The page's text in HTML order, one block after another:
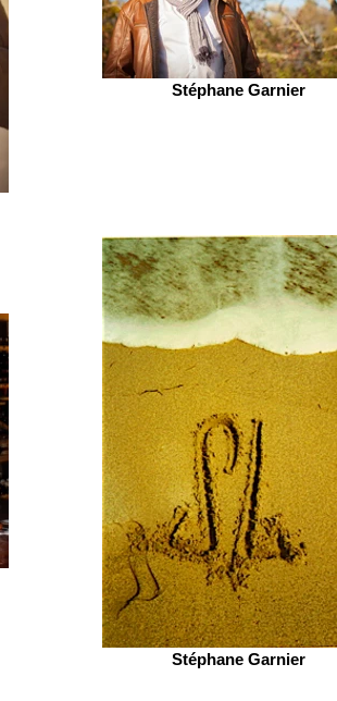
Stéphane Garnier
Stéphane Garnier